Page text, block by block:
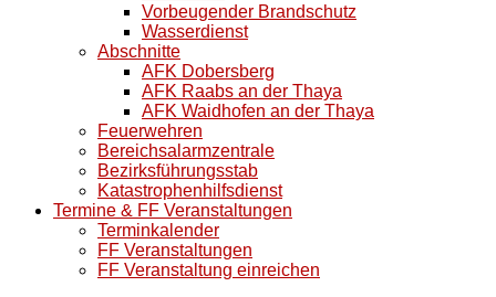
Vorbeugender Brandschutz
Wasserdienst
Abschnitte
AFK Dobersberg
AFK Raabs an der Thaya
AFK Waidhofen an der Thaya
Feuerwehren
Bereichsalarmzentrale
Bezirksführungsstab
Katastrophenhilfsdienst
Termine & FF Veranstaltungen
Terminkalender
FF Veranstaltungen
FF Veranstaltung einreichen